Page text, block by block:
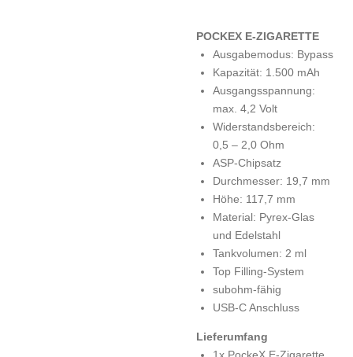
POCKEX E-ZIGARETTE
Ausgabemodus: Bypass
Kapazität: 1.500 mAh
Ausgangsspannung:
max. 4,2 Volt
Widerstandsbereich:
0,5 – 2,0 Ohm
ASP-Chipsatz
Durchmesser: 19,7 mm
Höhe: 117,7 mm
Material: Pyrex-Glas
und Edelstahl
Tankvolumen: 2 ml
Top Filling-System
subohm-fähig
USB-C Anschluss
Lieferumfang
1x PockeX E-Zigarette